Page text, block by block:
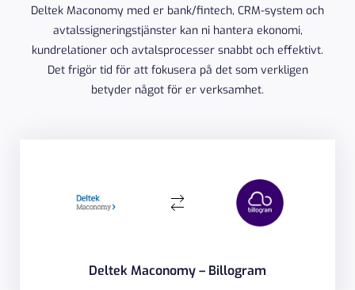
Deltek Maconomy med er bank/fintech, CRM-system och
avtalssigneringstjänster kan ni hantera ekonomi,
kundrelationer och avtalsprocesser snabbt och effektivt.
Det frigör tid för att fokusera på det som verkligen
betyder något för er verksamhet.
Deltek Maconomy – Billogram